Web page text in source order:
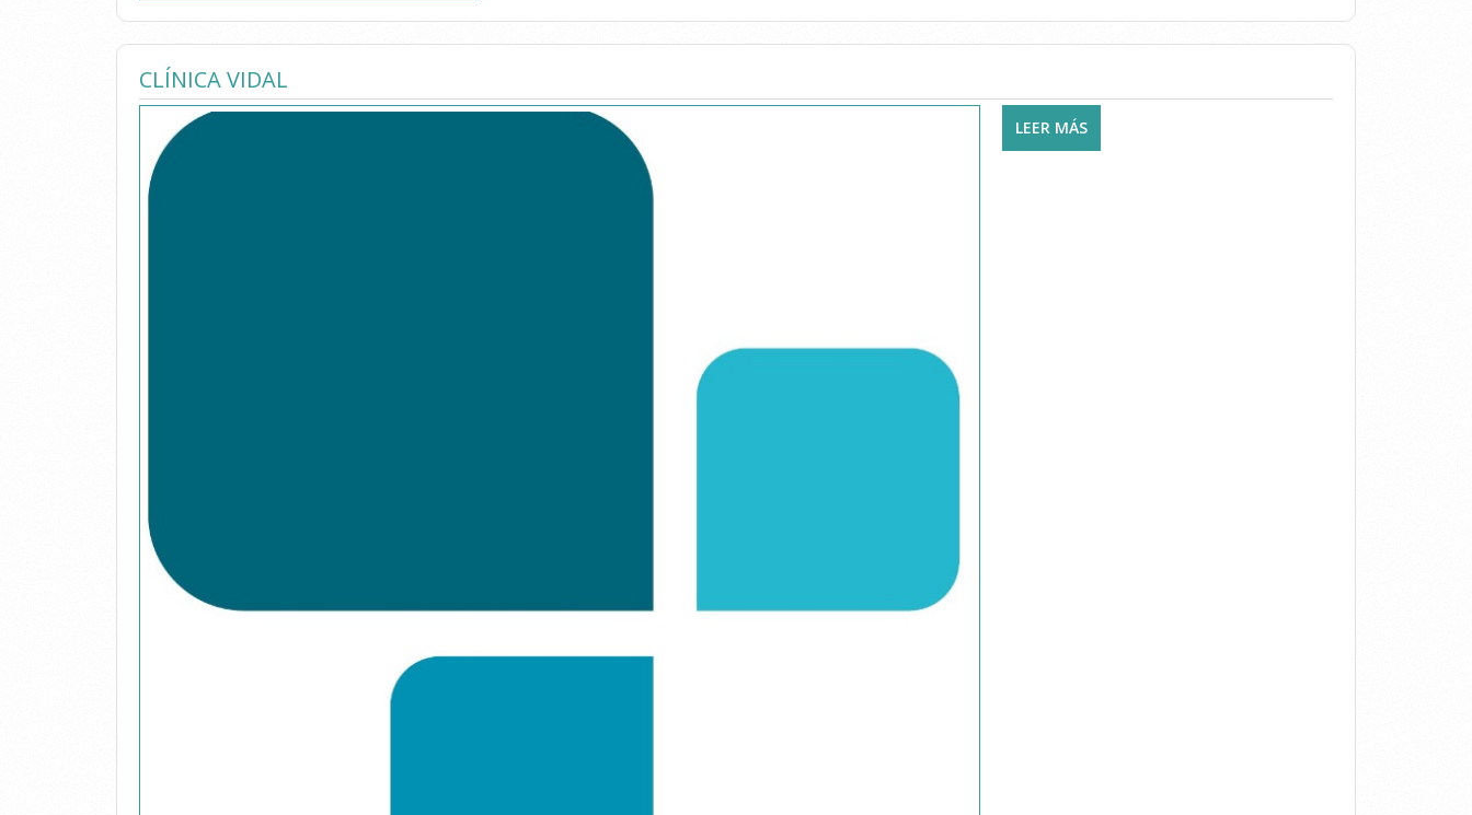
CLÍNICA VIDAL
LEER MÁS